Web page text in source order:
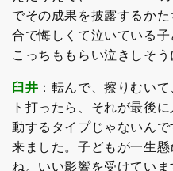
でその成果を披露するか
合で悔しくて泣いている子
こっちももらい泣きしそう
臼井 ：転んで、擦りむい
ト打ったら、それが最後
動するタイプじゃないん
来ました。子どもが一生
ね。いい影響を受けていま